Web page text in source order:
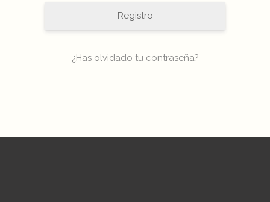
Registro
¿Has olvidado tu contraseña?